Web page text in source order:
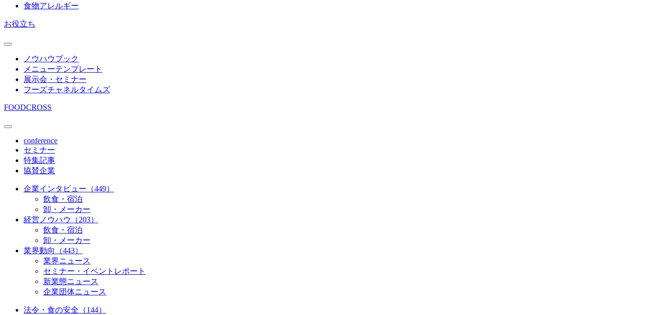
食物アレルギー
お役立ち
ノウハウブック
メニューテンプレート
展示会・セミナー
フーズチャネルタイムズ
FOODCROSS
conference
セミナー
特集記事
協賛企業
企業インタビュー（449）
飲食・宿泊
卸・メーカー
経営ノウハウ（203）
飲食・宿泊
卸・メーカー
業界動向（443）
業界ニュース
セミナー・イベントレポート
新業態ニュース
企業団体ニュース
法令・食の安全（144）